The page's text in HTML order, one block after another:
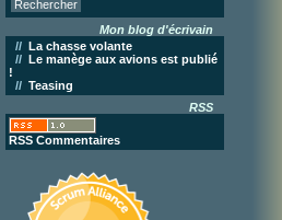
Mon blog d'écrivain
// La chasse volante
// Le manège aux avions est publié
!
// Teasing
RSS
RSS Commentaires